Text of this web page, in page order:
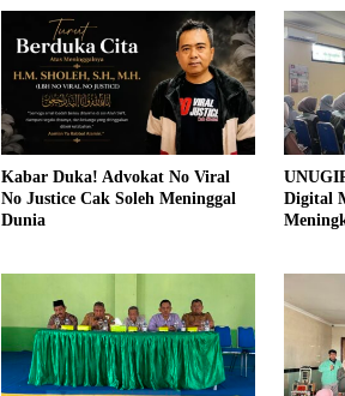
Kabar Duka! Advokat No Viral
No Justice Cak Soleh Meninggal
Dunia
Digital